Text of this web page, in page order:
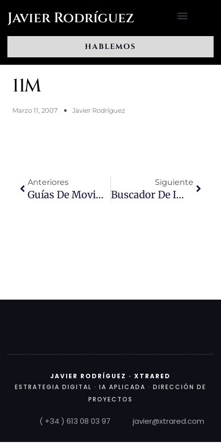
Javier Rodríguez
HABLEMOS
11M
Marzo 11, 2007 Javier Rodríguez
Anteriores
Guías De Movimiento En Flash
Siguiente
Buscador De Imágenes
JAVIER RODRÍGUEZ · XTRARED
ESTRATEGIA DIGITAL · IA APLICADA · DIRECCIÓN DE
PROYECTOS
( +34 ) 613 08 03 97 javier@xtrared.com